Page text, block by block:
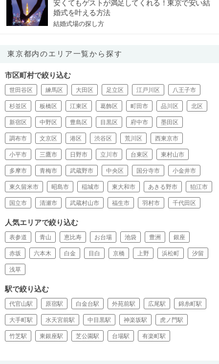
安くてもゲストが満足してくれる！東京で安い結
婚式を叶える方法
結婚式場の探し方
東京都内のエリア一覧から探す
市区町村で絞り込む
世田谷区 練馬区 大田区 足立区 江戸川区 八王子市
杉並区 板橋区 江東区 葛飾区 町田市 品川区 北区
新宿区 中野区 豊島区 目黒区 府中市 墨田区
調布市 文京区 港区 渋谷区 荒川区 西東京市
小平市 三鷹市 日野市 立川市 台東区 東村山市
多摩市 青梅市 武蔵野市 中央区 国分寺市 小金井市
東久留米市 昭島市 稲城市 東大和市 あきる野市 狛江市
国立市 清瀬市 武蔵村山市 福生市 羽村市 千代田区
人気エリアで絞り込む
表参道 青山 恵比寿 お台場 池袋 豊洲 銀座
赤坂 六本木 白金 目白 京橋 上野 浜松町 汐留
浅草
駅で絞り込む
代官山駅 原宿駅 白金台駅 外苑前駅 広尾駅 錦糸町駅
大手町駅 水天宮前駅 中目黒駅 神楽坂駅 虎ノ門駅
竹芝駅 東銀座駅 芝公園駅 台場駅 有楽町駅